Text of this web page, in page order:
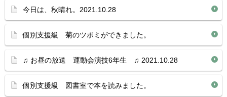
今日は、秋晴れ。2021.10.28
個別支援級 菊のツボミができました。
♫ お昼の放送 運動会演技6年生 ♫ 2021.10.28
個別支援級 図書室で本を読みました。